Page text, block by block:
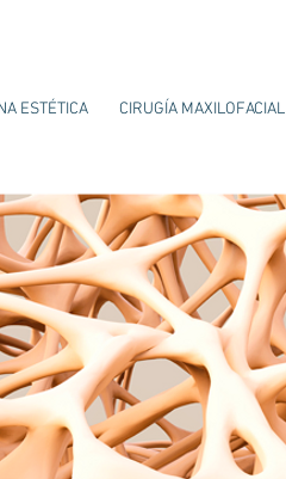
ESTÉTICA CIRUGÍA MAXILOFACIAL